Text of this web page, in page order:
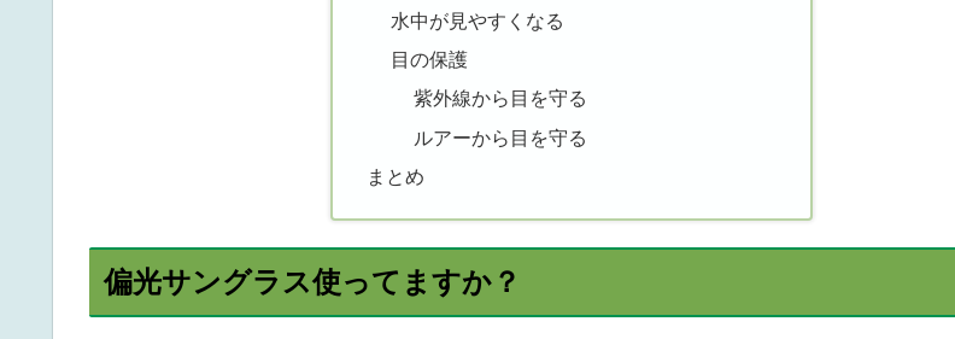
水中が見やすくなる
目の保護
紫外線から目を守る
ルアーから目を守る
まとめ
偏光サングラス使ってますか？